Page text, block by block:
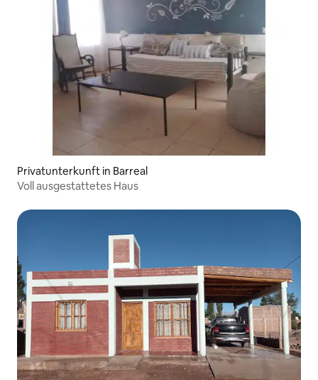
Privatunterkunft in Barreal
Voll ausgestattetes Haus